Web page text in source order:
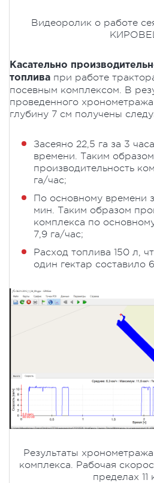
Видеоролик о работе
Касательно
топлива при работе
посевным комплексом. В
проведенного
глубину 7 см получены
Засеяно 22,5 га за 3
времени. Таким
производительность
га/час;
По основному времени
мин. Таким образом
комплекса по
7,9 га/час;
Расход топлива 150 л,
один гектар составило
Результаты
комплекса. Рабочая
пределах 11